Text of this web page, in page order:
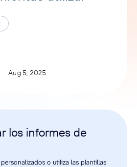
Aug 5, 2025
los informes de
o utiliza las plantillas